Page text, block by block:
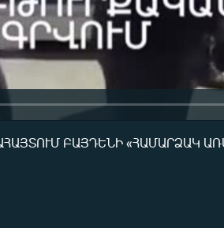
ԲԱՅԴԵՆԻ «ՀԱՄԱՐՁԱԿ